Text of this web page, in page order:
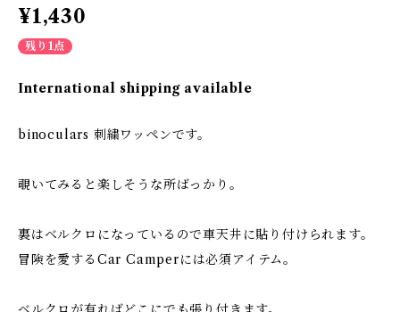
¥1,430
残り1点
International shipping available
binoculars 刺繍ワッペンです。
覗いてみると楽しそうな所ばっかり。
裏はベルクロになっているので車天井に貼り付けられます。
冒険を愛するCar Camperには必須アイテム。